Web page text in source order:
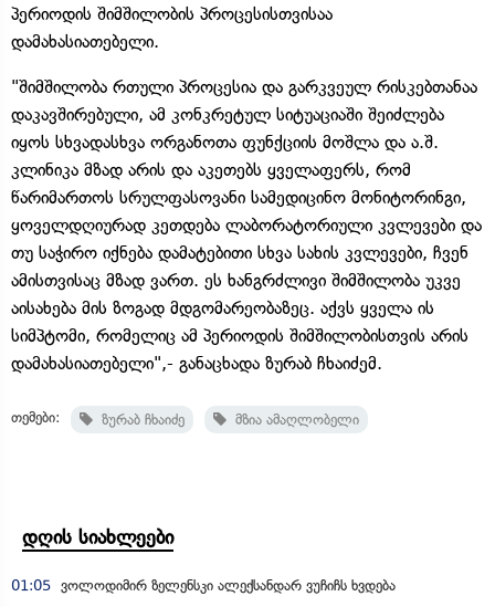
პერიოდის შიმშილობის პროცესისთვისაა
დამახასიათებელი.
"შიმშილობა რთული პროცესია და გარკვეულ რისკებთანაა
დაკავშირებული, ამ კონკრეტულ სიტუაციაში შეიძლება
იყოს სხვადასხვა ორგანოთა ფუნქციის მოშლა და ა.შ.
კლინიკა მზად არის და აკეთებს ყველაფერს, რომ
წარიმართოს სრულფასოვანი სამედიცინო მონიტორინგი,
ყოველდღიურად კეთდება ლაბორატორიული კვლევები და
თუ საჭირო იქნება დამატებითი სხვა სახის კვლევები, ჩვენ
ამისთვისაც მზად ვართ. ეს ხანგრძლივი შიმშილობა უკვე
აისახება მის ზოგად მდგომარეობაზეც. აქვს ყველა ის
სიმპტომი, რომელიც ამ პერიოდის შიმშილობისთვის არის
დამახასიათებელი",- განაცხადა ზურაბ ჩხაიძემ.
თემები: ზურაბ ჩხაიძე მზია ამაღლობელი
დღის სიახლეები
01:05 ვოლოდიმირ ზელენსკი ალექსანდარ ვუჩიჩს ხვდება